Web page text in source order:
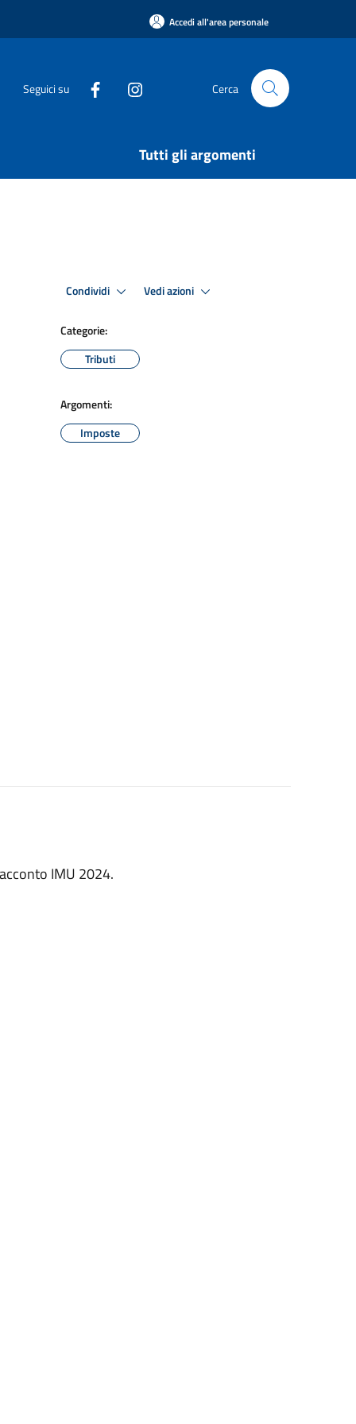
Accedi all'area personale
Seguici su Cerca
Tutti gli argomenti
Condividi Vedi azioni
Categorie:
Tributi
Argomenti:
Imposte
IMU 2024.